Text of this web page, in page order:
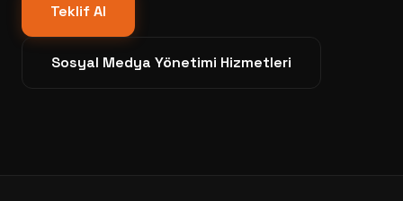
Teklif Al
Sosyal Medya Yönetimi Hizmetleri